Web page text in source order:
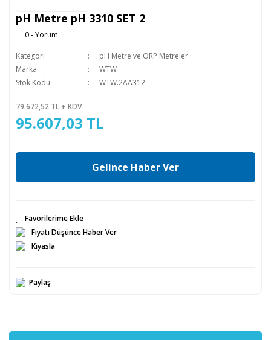
pH Metre pH 3310 SET 2
0 - Yorum
Kategori
pH Metre ve ORP Metreler
Marka
WTW
Stok Kodu
WTW.2AA312
79.672,52 TL + KDV
95.607,03 TL
Gelince Haber Ver
Fiyatı Düşünce Haber Ver
Kıyasla
Paylaş